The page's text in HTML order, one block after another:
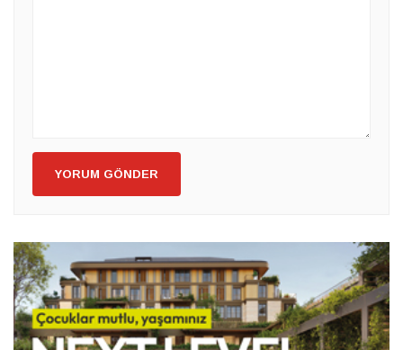
YORUM GÖNDER